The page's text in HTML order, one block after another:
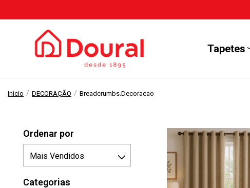
Tapetes
Início / DECORAÇÃO / Breadcrumbs.decoracao
Ordenar por
Categorias